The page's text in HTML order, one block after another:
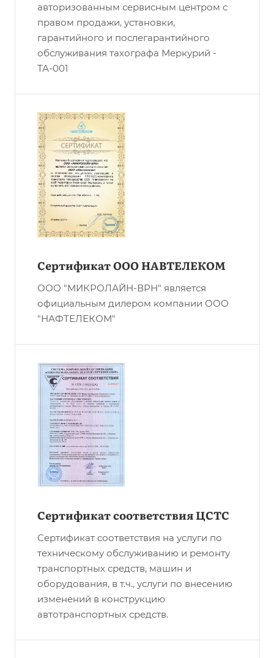
авторизованным сервисным центром с
правом продажи, установки,
гарантийного и послегарантийного
обслуживания тахографа Меркурий -
ТА-001
Сертификат ООО НАВТЕЛЕКОМ
ООО "МИКРОЛАЙН-ВРН" является
официальным дилером компании ООО
"НАФТЕЛЕКОМ"
Сертификат соответствия ЦСТС
Сертификат соответствия на услуги по
техническому обслуживанию и ремонту
транспортных средств, машин и
оборудования, в т.ч., услуги по внесению
изменений в конструкцию
автотранспортных средств.